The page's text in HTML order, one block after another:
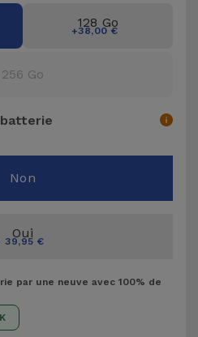
128 Go
+38,00 €
256 Go
Non
Oui
39,95 €
par une neuve avec 100% de